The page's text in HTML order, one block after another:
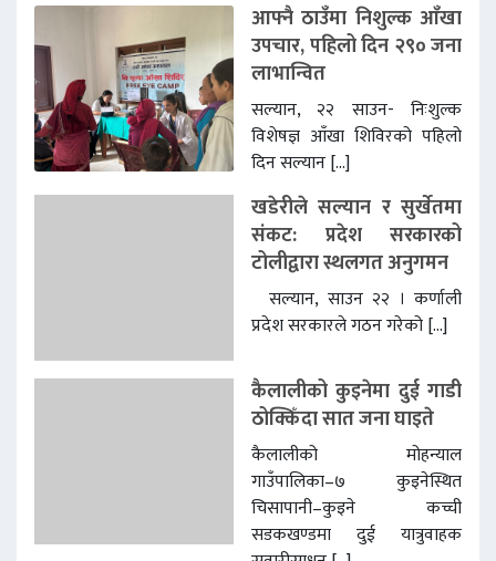
आफ्नै ठाउँमा निशुल्क आँखा
उपचार, पहिलो दिन २९० जना
लाभान्वित
सल्यान, २२ साउन- निःशुल्क
विशेषज्ञ आँखा शिविरको पहिलो
दिन सल्यान […]
खडेरीले सल्यान र सुर्खेतमा
संकट: प्रदेश सरकारको
टोलीद्वारा स्थलगत अनुगमन
सल्यान, साउन २२ । कर्णाली
प्रदेश सरकारले गठन गरेको […]
कैलालीको कुइनेमा दुई गाडी
ठोक्किँदा सात जना घाइते
कैलालीको मोहन्याल
गाउँपालिका–७ कुइनेस्थित
चिसापानी–कुइने कच्ची
सडकखण्डमा दुई यात्रुवाहक